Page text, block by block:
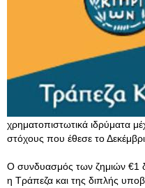
χρηματοπιστωτικά ιδρύματα
στόχους που έθεσε το
Ο συνδυασμός των ζημιών €1
η Τράπεζα και της διπλής